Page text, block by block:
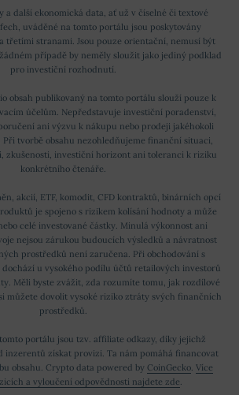
a další ekonomická data, ať už v číselné či textové
uváděné na tomto portálu jsou poskytovány
třetími stranami. Jsou pouze orientační, nemusí být
případě by neměly sloužit jako jediný podklad
pro investiční rozhodnutí.
obsah publikovaný na tomto portálu slouží pouze k
účelům. Nepředstavuje investiční poradenství,
ani výzvu k nákupu nebo prodeji jakéhokoli
tvorbě obsahu nezohledňujeme finanční situaci,
zkušenosti, investiční horizont ani toleranci k riziku
konkrétního čtenáře.
akcií, ETF, komodit, CFD kontraktů, binárních opcí
je spojeno s rizikem kolísání hodnoty a může
celé investované částky. Minulá výkonnost ani
nejsou zárukou budoucích výsledků a návratnost
prostředků není zaručena. Při obchodování s
u vysokého podílu účtů retailových investorů
Měli byste zvážit, zda rozumíte tomu, jak rozdílové
můžete dovolit vysoké riziko ztráty svých finančních
prostředků.
portálu jsou tzv. affiliate odkazy, díky jejichž
inzerentů získat provizi. Ta nám pomáhá financovat
obsahu. Crypto data powered by CoinGecko. Více
a vyloučení odpovědnosti najdete zde.